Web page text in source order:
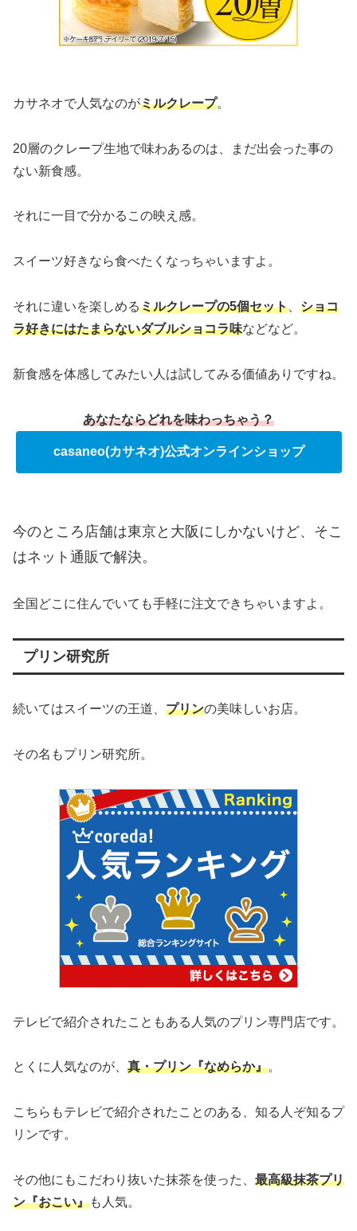
カサネオで人気なのがミルクレープ。
20層のクレープ生地で味わあるのは、まだ出会った事の
ない新食感。
それに一目で分かるこの映え感。
スイーツ好きなら食べたくなっちゃいますよ。
それに違いを楽しめるミルクレープの5個セット
ショコ
ラ好きにはたまらないダブルショコラ味などなど。
新食感を体感してみたい人は試してみる価値ありですね。
あなたならどれを味わっちゃう？
casaneo(カサネオ)公式オンラインショップ
今のところ店舗は東京と大阪にしかないけど、そこ
はネット通販で解決。
全国どこに住んでいても手軽に注文できちゃいますよ。
プリン研究所
続いてはスイーツの王道、 プリンの美味しいお店。
その名もプリン研究所。
テレビで紹介されたこともある人気のプリン専門店です。
とくに人気なのが、 真・プリン『なめらか』。
こちらもテレビで紹介されたことのある、知る人ぞ知るプ
リンです。
その他にもこだわり抜いた抹茶を使った、 最高級抹茶プリ
ン『おこい』も人気。